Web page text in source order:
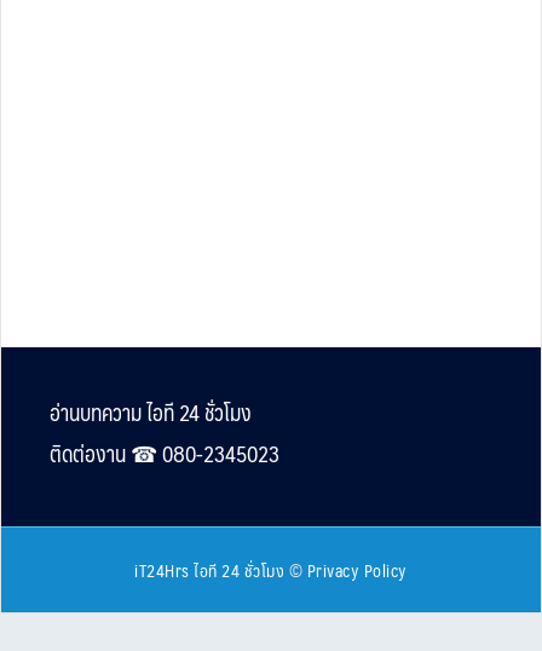
Footer
อ่านบทความ ไอที 24 ชั่วโมง
ติดต่องาน ☎︎ 080-2345023
iT24Hrs ไอที 24 ชั่วโมง © Privacy Policy